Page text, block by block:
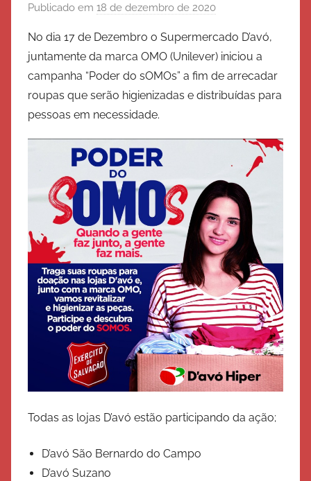
Publicado em 18 de dezembro de 2020
r
E
x
é
d
e
S
a
l
v
a
ç
ã
No dia 17 de Dezembro o Supermercado D’avó,
juntamente da marca OMO (Unilever) iniciou a
campanha “Poder do sOMOs” a fim de arrecadar
roupas que serão higienizadas e distribuídas para
pessoas em necessidade.
Todas as lojas D’avó estão participando da ação;
D’avó São Bernardo do Campo
D’avó Suzano